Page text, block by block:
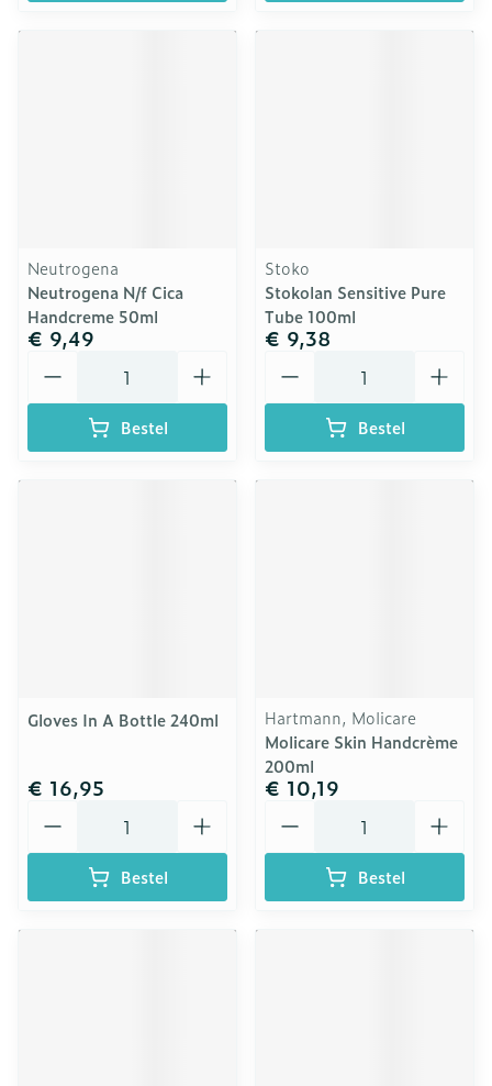
Neutrogena
Neutrogena N/f Cica
Handcreme 50ml
€ 9,49
Bestel
Stoko
Stokolan Sensitive Pure
Tube 100ml
€ 9,38
Bestel
Gloves In A Bottle 240ml
€ 16,95
Bestel
Hartmann, Molicare
Molicare Skin Handcrème
200ml
€ 10,19
Bestel